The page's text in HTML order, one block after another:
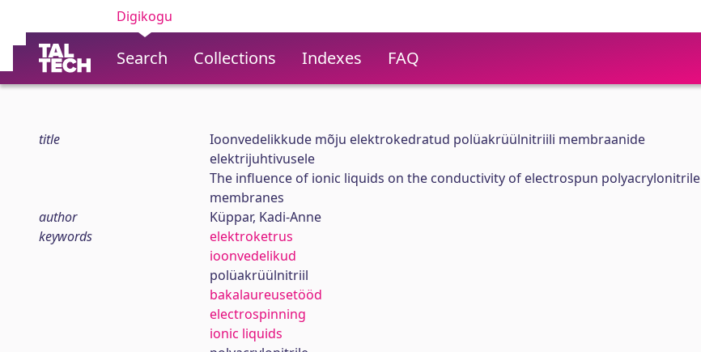
Digikogu
Search Collections Indexes FAQ
title
Ioonvedelikkude mõju elektrokedratud polüakrüülnitriili membraanide
elektrijuhtivusele
The influence of ionic liquids on the conductivity of electrospun polyacrylonitrile
membranes
author
Küppar, Kadi-Anne
keywords
elektroketrus
ioonvedelikud
polüakrüülnitriil
bakalaureusetööd
electrospinning
ionic liquids